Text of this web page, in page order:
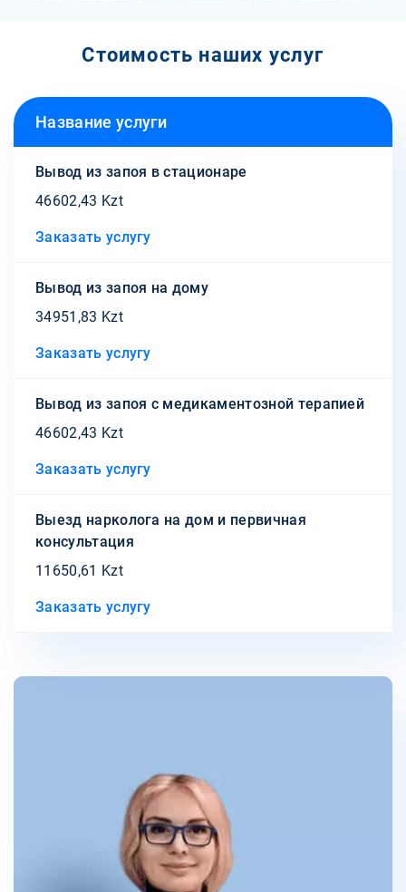
Стоимость наших услуг
Название услуги
Вывод из запоя в стационаре
46602,43 Kzt
Заказать услугу
Вывод из запоя на дому
34951,83 Kzt
Заказать услугу
Вывод из запоя с медикаментозной терапией
46602,43 Kzt
Заказать услугу
Выезд нарколога на дом и первичная
консультация
11650,61 Kzt
Заказать услугу